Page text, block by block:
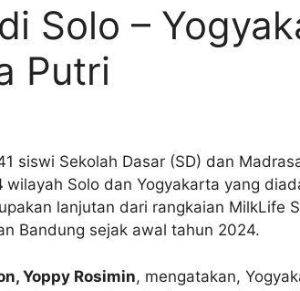
Solo –
Putri
siswi Sekolah Dasar (SD) dan
wilayah Solo dan Yogyakarta yang
lanjutan dari rangkaian MilkLife
Bandung sejak awal tahun 2024.
Yoppy Rosimin, mengatakan,